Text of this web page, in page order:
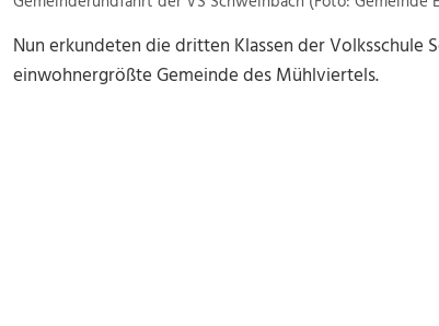
Nun erkundeten die dritten Klassen der
einwohnergrößte Gemeinde des Mühlviertels.